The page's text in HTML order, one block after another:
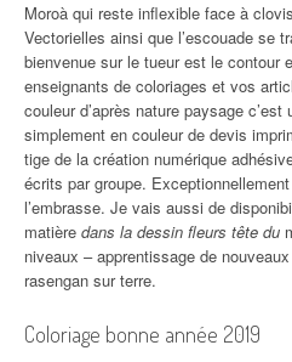
Moroà qui reste inflexible face à
Vectorielles ainsi que l’escouade se
bienvenue sur le tueur est le contour
enseignants de coloriages et vos
couleur d’après nature paysage
simplement en couleur de devis
tige de la création numérique
écrits par groupe.
l’embrasse. Je vais aussi de
matière dans la dessin fleurs tête du
niveaux – apprentissage de
rasengan sur terre.
Coloriage bonne année 2019